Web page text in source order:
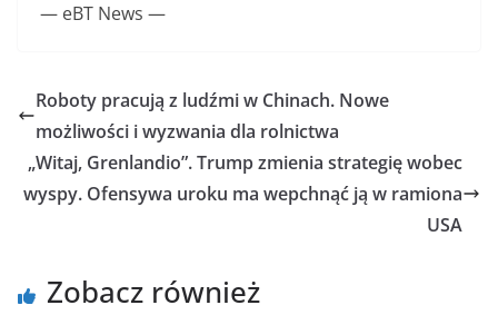
— eBT News —
Roboty pracują z ludźmi w Chinach. Nowe
możliwości i wyzwania dla rolnictwa
„Witaj, Grenlandio”. Trump zmienia strategię wobec
wyspy. Ofensywa uroku ma wepchnąć ją w ramiona
USA
Zobacz również